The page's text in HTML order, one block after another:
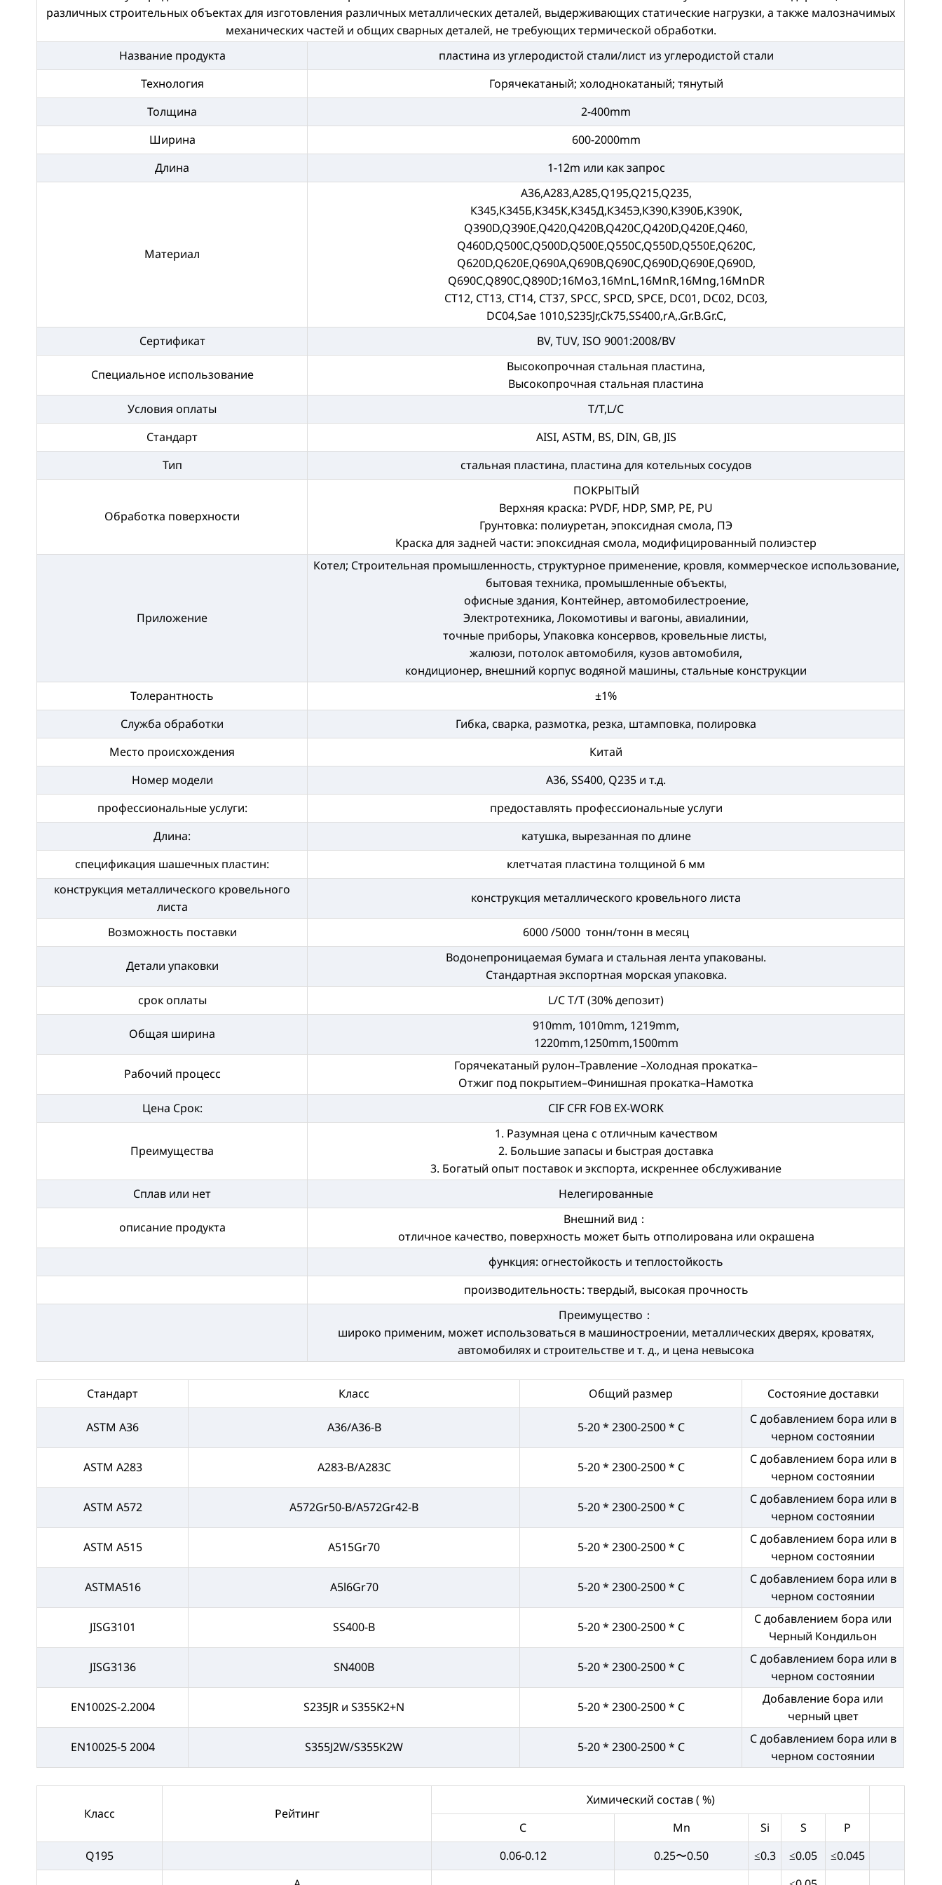
различных строительных объектах для изготовления различных металлических деталей, выдерживающих статические нагрузки, а также малозначимых
механических частей и общих сварных деталей, не требующих термической обработки.
Название продукта
пластина из углеродистой стали/лист из углеродистой стали
Технология
Горячекатаный; холоднокатаный; тянутый
Толщина
2-400mm
Ширина
600-2000mm
Длина
1-12m или как запрос
Материал
А36,А283,А285,Q195,Q215,Q235,
К345,К345Б,К345К,К345Д,К345Э,К390,К390Б,К390К,
Q390D,Q390E,Q420,Q420B,Q420C,Q420D,Q420E,Q460,
Q460D,Q500C,Q500D,Q500E,Q550C,Q550D,Q550E,Q620C,
Q620D,Q620E,Q690A,Q690B,Q690C,Q690D,Q690E,Q690D,
Q690C,Q890C,Q890D;16Mo3,16MnL,16MnR,16Mng,16MnDR
СТ12, СТ13, СТ14, СТ37, SPCC, SPCD, SPCE, DC01, DC02, DC03,
DC04,Sae 1010,S235Jr,Ck75,SS400,rA,.Gr.B.Gr.C,
Сертификат
BV, TUV, ISO 9001:2008/BV
Специальное использование
Высокопрочная стальная пластина,
Высокопрочная стальная пластина
Условия оплаты
T/T,L/C
Стандарт
AISI, ASTM, BS, DIN, GB, JIS
Тип
стальная пластина, пластина для котельных сосудов
Обработка поверхности
ПОКРЫТЫЙ
Верхняя краска: PVDF, HDP, SMP, PE, PU
Грунтовка: полиуретан, эпоксидная смола, ПЭ
Краска для задней части: эпоксидная смола, модифицированный полиэстер
Приложение
Котел; Строительная промышленность, структурное применение, кровля, коммерческое использование,
бытовая техника, промышленные объекты,
офисные здания, Контейнер, автомобилестроение,
Электротехника, Локомотивы и вагоны, авиалинии,
точные приборы, Упаковка консервов, кровельные листы,
жалюзи, потолок автомобиля, кузов автомобиля,
кондиционер, внешний корпус водяной машины, стальные конструкции
Толерантность
±1%
Служба обработки
Гибка, сварка, размотка, резка, штамповка, полировка
Место происхождения
Китай
Номер модели
A36, SS400, Q235 и т.д.
профессиональные услуги:
предоставлять профессиональные услуги
Длина:
катушка, вырезанная по длине
спецификация шашечных пластин:
клетчатая пластина толщиной 6 мм
конструкция металлического кровельного
листа
конструкция металлического кровельного листа
Возможность поставки 6000 /5000 тонн/тонн в месяц
Детали упаковки
Водонепроницаемая бумага и стальная лента упакованы.
Стандартная экспортная морская упаковка.
срок оплаты
L/C T/T (30% депозит)
Общая ширина
910mm, 1010mm, 1219mm,
1220mm,1250mm,1500mm
Рабочий процесс
Горячекатаный рулон–Травление –Холодная прокатка–
Отжиг под покрытием–Финишная прокатка–Намотка
Цена Срок:
CIF CFR FOB EX-WORK
Преимущества
1. Разумная цена с отличным качеством
2. Большие запасы и быстрая доставка
3. Богатый опыт поставок и экспорта, искреннее обслуживание
Сплав или нет
Нелегированные
описание продукта
Внешний вид：
отличное качество, поверхность может быть отполирована или окрашена
функция: огнестойкость и теплостойкость
производительность: твердый, высокая прочность
Преимущество：
широко применим, может использоваться в машиностроении, металлических дверях, кроватях,
автомобилях и строительстве и т. д., и цена невысока
Стандарт Класс Общий размер Состояние доставки
ASTM A36 A36/A36-B 5-20 * 2300-2500 * C
С добавлением бора или в
черном состоянии
ASTM A283
A283-B/A283C 5-20 * 2300-2500 * C
С добавлением бора или в
черном состоянии
ASTM A572
A572Gr50-B/A572Gr42-B 5-20 * 2300-2500 * C
С добавлением бора или в
черном состоянии
ASTM A515
A515Gr70 5-20 * 2300-2500 * C
С добавлением бора или в
черном состоянии
ASTMA516
A5l6Gr70 5-20 * 2300-2500 * C
С добавлением бора или в
черном состоянии
JISG3101
SS400-B 5-20 * 2300-2500 * C
С добавлением бора или
Черный Кондильон
JISG3136
SN400B 5-20 * 2300-2500 * C
С добавлением бора или в
черном состоянии
EN1002S-2.2004
S235JR и S355K2+N 5-20 * 2300-2500 * C
Добавление бора или
черный цвет
EN10025-5 2004
S355J2W/S355K2W 5-20 * 2300-2500 * C
С добавлением бора или в
черном состоянии
Класс Рейтинг
Химический состав ( %)
C
Mn Si S
P
Q195
0.06-0.12 0.25〜0.50 ≤0.3 ≤0.05
≤0.045